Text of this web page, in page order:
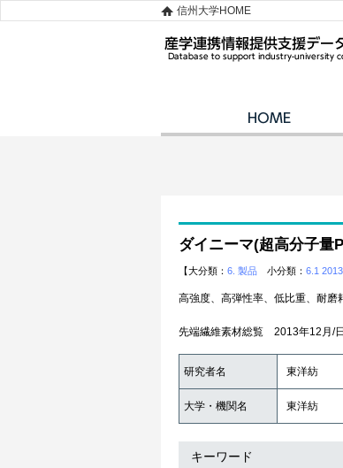
信州大学HOME
ダイニーマ(超高分子量
【大分類： 6. 製品 小分類： 6.1
高強度、高弾性率、低比重、耐
先端繊維素材総覧 2013年12月/
研究者名 東洋紡
大学・機関名 東洋紡
キーワード